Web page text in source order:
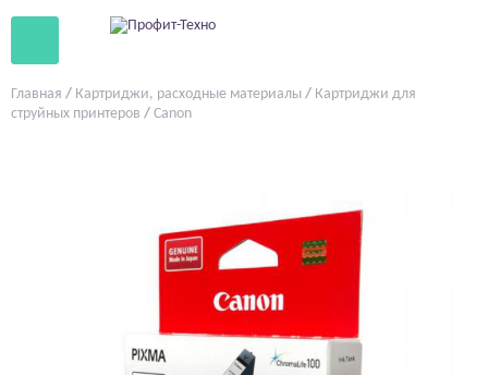
Главная / Картриджи, расходные материалы / Картриджи для
струйных принтеров / Canon